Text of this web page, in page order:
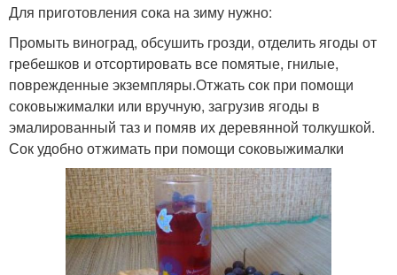
Для приготовления сока на зиму нужно:
Промыть виноград, обсушить грозди, отделить ягоды от
гребешков и отсортировать все помятые, гнилые,
поврежденные экземпляры.Отжать сок при помощи
соковыжималки или вручную, загрузив ягоды в
эмалированный таз и помяв их деревянной толкушкой.
Сок удобно отжимать при помощи соковыжималки